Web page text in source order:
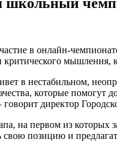
в онлайн-
критического мышления,
в нестабильном,
которые помогут
директор
на первом из которых
свою позицию и